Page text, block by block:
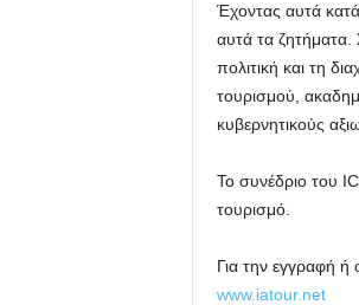
Έχοντας αυτά
αυτά τα ζητήματα.
πολιτική και τη
τουρισμού,
κυβερνητικούς
Το συνέδριο του
τουρισμό.
Για την εγγραφή ή
www.iatour.net